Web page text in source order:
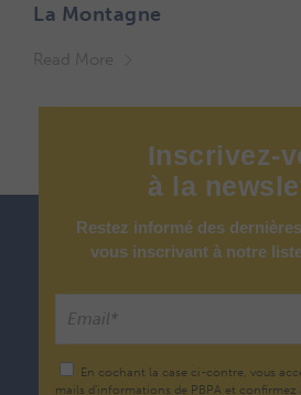
La Montagne
Read More
Inscrivez-
à la
Restez informé des
vous inscrivant à notre
En cochant la case ci-contre, vous
mails d’informations de PBPA et